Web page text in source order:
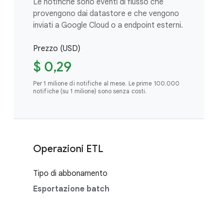
Le notifiche sono eventi di flusso che
provengono dai datastore e che vengono
inviati a Google Cloud o a endpoint esterni.
Prezzo (USD)
$ 0,29
Per 1 milione di notifiche al mese. Le prime 100.000
notifiche (su 1 milione) sono senza costi.
Operazioni ETL
Tipo di abbonamento
Esportazione batch